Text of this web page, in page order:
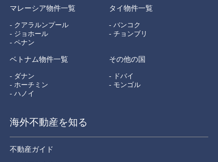
マレーシア物件一覧
- クアラルンプール
- ジョホール
- ペナン
タイ物件一覧
- バンコク
- チョンブリ
ベトナム物件一覧
- ダナン
- ホーチミン
- ハノイ
その他の国
- ドバイ
- モンゴル
海外不動産を知る
不動産ガイド